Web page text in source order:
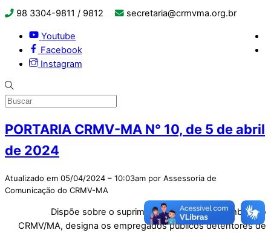
98 3304-9811 / 9812 secretaria@crmvma.org.br
Youtube
Facebook
Instagram
PORTARIA CRMV-MA N° 10, de 5 de abril
de 2024
Atualizado em 05/04/2024 – 10:03am por Assessoria de
Comunicação do CRMV-MA
Dispõe sobre o suprimento de fundos no âmbito do
CRMV/MA, designa os empregados públicos detentores de